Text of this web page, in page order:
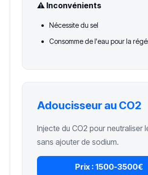
⚠️ Inconvénients
Nécessite du sel
Consomme de l'eau pour la
Adoucisseur au CO2
Injecte du CO2 pour neutraliser
sans ajouter de sodium.
Prix : 1500-3500€